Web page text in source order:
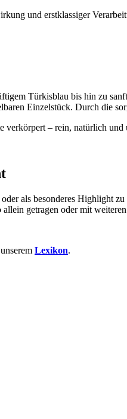
und erstklassiger
Türkisblau bis hin zu
Einzelstück. Durch die
verkörpert – rein, natürlich und
als besonderes Highlight
getragen oder mit
Lexikon.